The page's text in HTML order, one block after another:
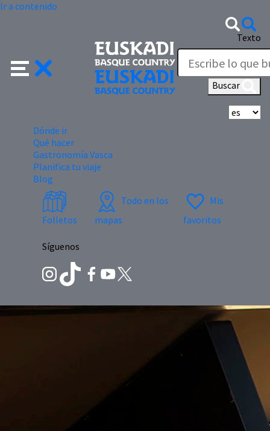
Ir a contenido
Texto
Buscar
Dónde ir
Qué hacer
Gastronomía Vasca
Planifica tu viaje
Blog
Folletos
Todo en los
mapas
Mis
favoritos
Síguenos